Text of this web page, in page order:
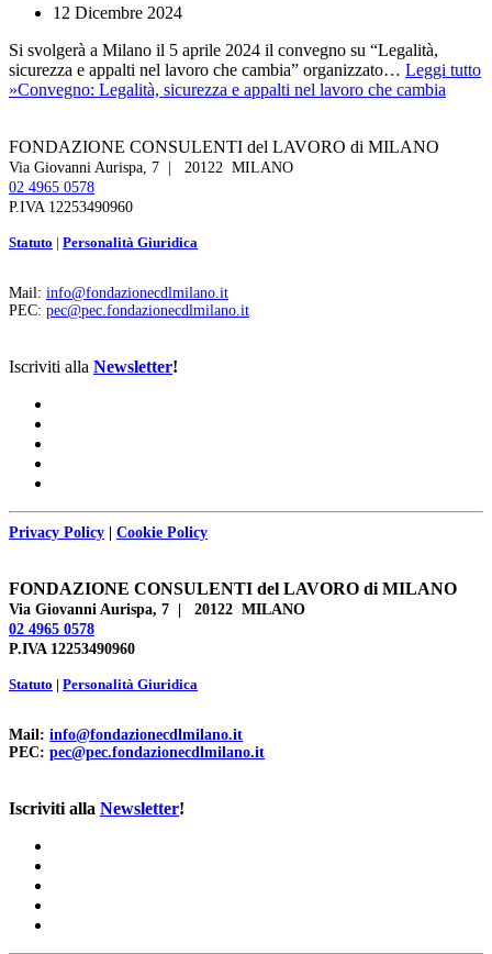
12 Dicembre 2024
Si svolgerà a Milano il 5 aprile 2024 il convegno su “Legalità,
sicurezza e appalti nel lavoro che cambia” organizzato… Leggi tutto
»Convegno: Legalità, sicurezza e appalti nel lavoro che cambia
FONDAZIONE CONSULENTI del LAVORO di MILANO
Via Giovanni Aurispa, 7 | 20122 MILANO
02 4965 0578
P.IVA 12253490960
Statuto | Personalità Giuridica
Mail: info@fondazionecdlmilano.it
PEC: pec@pec.fondazionecdlmilano.it
Iscriviti alla Newsletter!
Privacy Policy Cookie Policy
FONDAZIONE CONSULENTI del LAVORO di MILANO
Via Giovanni Aurispa, 7 | 20122 MILANO
02 4965 0578
P.IVA 12253490960
Statuto | Personalità Giuridica
Mail: info@fondazionecdlmilano.it
PEC: pec@pec.fondazionecdlmilano.it
Iscriviti alla Newsletter!